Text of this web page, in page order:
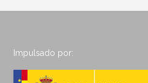
Impulsado por: